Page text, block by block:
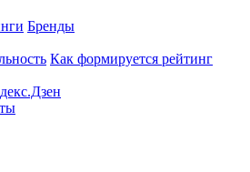
Бренды
Как формируется рейтинг